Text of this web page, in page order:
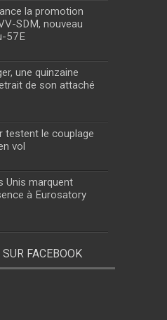
la promotion
SDM, nouveau
57E
une quinzaine
de son attaché
testent le couplage
vol
Unis marquent
à Eurosatory
FACEBOOK